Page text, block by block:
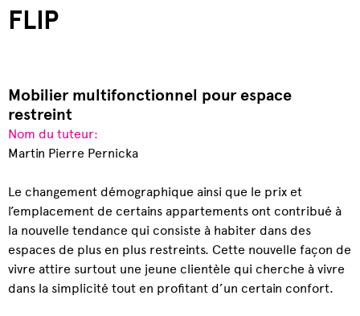
FLIP
Mobilier multifonctionnel pour espace
restreint
Nom du tuteur:
Martin Pierre Pernicka
Le changement démographique ainsi que le prix et
l’emplacement de certains appartements ont contribué à
la nouvelle tendance qui consiste à habiter dans des
espaces de plus en plus restreints. Cette nouvelle façon de
vivre attire surtout une jeune clientèle qui cherche à vivre
dans la simplicité tout en profitant d’un certain confort.